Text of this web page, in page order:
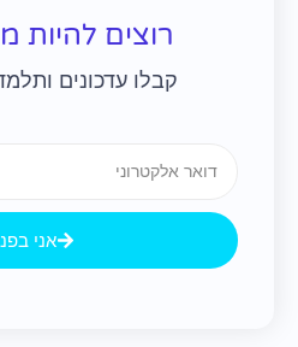
רוצים להיות
קבלו עדכונים
אני